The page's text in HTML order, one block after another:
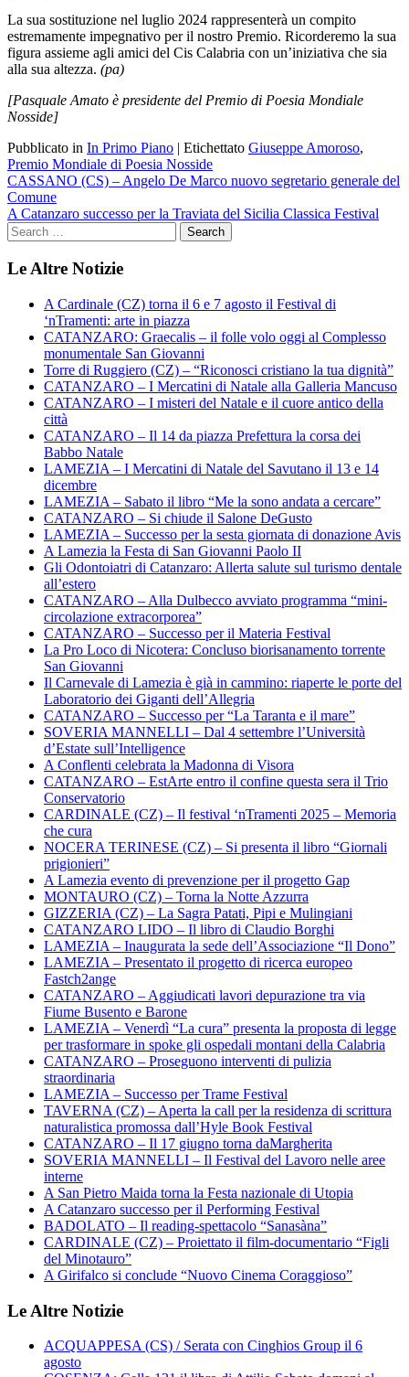
La sua sostituzione nel luglio 2024 rappresenterà un compito
estremamente impegnativo per il nostro Premio. Ricorderemo la sua
figura assieme agli amici del Cis Calabria con un’iniziativa che sia
alla sua altezza. (pa)
[Pasquale Amato è presidente del Premio di Poesia Mondiale
Nosside]
Pubblicato in In Primo Piano | Etichettato Giuseppe Amoroso,
Premio Mondiale di Poesia Nosside
Navigazione
articoli
CASSANO (CS) – Angelo De Marco nuovo segretario generale del
Comune
A Catanzaro successo per la Traviata del Sicilia Classica Festival
Le Altre Notizie
A Cardinale (CZ) torna il 6 e 7 agosto il Festival di
‘nTramenti: arte in piazza
CATANZARO: Graecalis – il folle volo oggi al Complesso
monumentale San Giovanni
Torre di Ruggiero (CZ) – “Riconosci cristiano la tua dignità”
CATANZARO – I Mercatini di Natale alla Galleria Mancuso
CATANZARO – I misteri del Natale e il cuore antico della
città
CATANZARO – Il 14 da piazza Prefettura la corsa dei
Babbo Natale
LAMEZIA – I Mercatini di Natale del Savutano il 13 e 14
dicembre
LAMEZIA – Sabato il libro “Me la sono andata a cercare”
CATANZARO – Si chiude il Salone DeGusto
LAMEZIA – Successo per la sesta giornata di donazione Avis
A Lamezia la Festa di San Giovanni Paolo II
Gli Odontoiatri di Catanzaro: Allerta salute sul turismo dentale
all’estero
CATANZARO – Alla Dulbecco avviato programma “mini-
circolazione extracorporea”
CATANZARO – Successo per il Materia Festival
La Pro Loco di Nicotera: Concluso biorisanamento torrente
San Giovanni
Il Carnevale di Lamezia è già in cammino: riaperte le porte del
Laboratorio dei Giganti dell’Allegria
CATANZARO – Successo per “La Taranta e il mare”
SOVERIA MANNELLI – Dal 4 settembre l’Università
d’Estate sull’Intelligence
A Conflenti celebrata la Madonna di Visora
CATANZARO – EstArte entro il confine questa sera il Trio
Conservatorio
CARDINALE (CZ) – Il festival ‘nTramenti 2025 – Memoria
che cura
NOCERA TERINESE (CZ) – Si presenta il libro “Giornali
prigionieri”
A Lamezia evento di prevenzione per il progetto Gap
MONTAURO (CZ) – Torna la Notte Azzurra
GIZZERIA (CZ) – La Sagra Patati, Pipi e Mulingiani
CATANZARO LIDO – Il libro di Claudio Borghi
LAMEZIA – Inaugurata la sede dell’Associazione “Il Dono”
LAMEZIA – Presentato il progetto di ricerca europeo
Fastch2ange
CATANZARO – Aggiudicati lavori depurazione tra via
Fiume Busento e Barone
LAMEZIA – Venerdì “La cura” presenta la proposta di legge
per trasformare in spoke gli ospedali montani della Calabria
CATANZARO – Proseguono interventi di pulizia
straordinaria
LAMEZIA – Successo per Trame Festival
TAVERNA (CZ) – Aperta la call per la residenza di scrittura
naturalistica promossa dall’Hyle Book Festival
CATANZARO – Il 17 giugno torna daMargherita
SOVERIA MANNELLI – Il Festival del Lavoro nelle aree
interne
A San Pietro Maida torna la Festa nazionale di Utopia
A Catanzaro successo per il Performing Festival
BADOLATO – Il reading-spettacolo “Sanasàna”
CARDINALE (CZ) – Proiettato il film-documentario “Figli
del Minotauro”
A Girifalco si conclude “Nuovo Cinema Coraggioso”
Le Altre Notizie
ACQUAPPESA (CS) / Serata con Cinghios Group il 6
agosto